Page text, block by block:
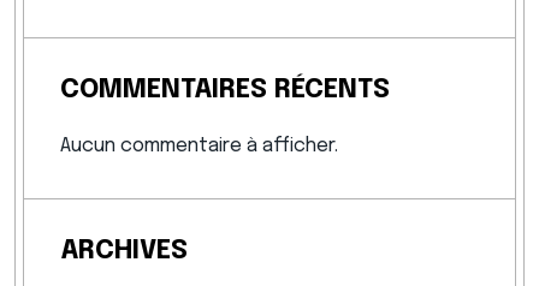
COMMENTAIRES RÉCENTS
Aucun commentaire à afficher.
ARCHIVES